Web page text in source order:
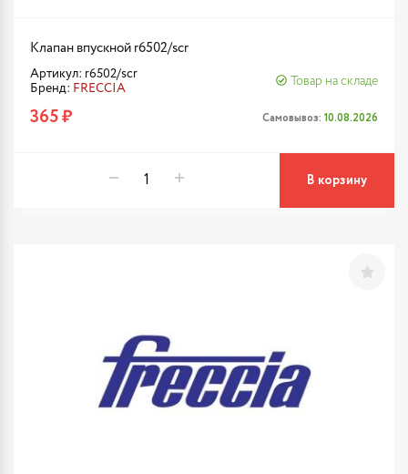
Клапан впускной r6502/scr
Артикул: r6502/scr
Бренд: FRECCIA
Товар на складе
365 ₽ Самовывоз: 10.08.2026
В корзину